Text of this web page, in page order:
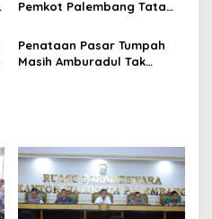
Pemkot Palembang Tata
Bentuk Tim PJU
Penataan Pasar Tumpah
Masih Amburadul Tak